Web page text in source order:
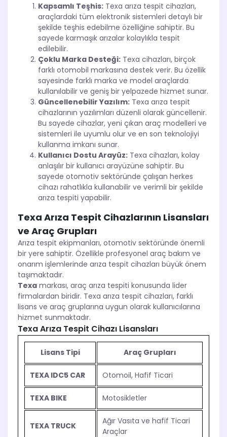
Kapsamlı Teşhis: Texa arıza tespit cihazları,
araçlardaki tüm elektronik sistemleri detaylı bir
şekilde teşhis edebilme özelliğine sahiptir. Bu
sayede karmaşık arızalar kolaylıkla tespit
edilebilir.
Çoklu Marka Desteği: Texa cihazları, birçok
farklı otomobil markasına destek verir. Bu özellik
sayesinde farklı marka ve model araçlarda
kullanılabilir ve geniş bir yelpazede hizmet sunar.
Güncellenebilir Yazılım: Texa arıza tespit
cihazlarının yazılımları düzenli olarak güncellenir.
Bu sayede cihazlar, yeni çıkan araç modelleri ve
sistemleri ile uyumlu olur ve en son teknolojiyi
kullanma imkanı sunar.
Kullanıcı Dostu Arayüz: Texa cihazları, kolay
anlaşılır bir kullanıcı arayüzüne sahiptir. Bu
sayede otomotiv sektöründe çalışan herkes
cihazı rahatlıkla kullanabilir ve verimli bir şekilde
arıza tespiti yapabilir.
Texa Arıza Tespit Cihazlarının Lisansları
ve Araç Grupları
Arıza tespit ekipmanları, otomotiv sektöründe önemli
bir yere sahiptir. Özellikle profesyonel araç bakım ve
onarım işlemlerinde arıza tespit cihazları büyük önem
taşımaktadır.
Texa markası, araç arıza tespiti konusunda lider
firmalardan biridir. Texa arıza tespit cihazları, farklı
lisans ve araç gruplarına uygun olarak kullanıcılarına
hizmet sunmaktadır.
Texa Arıza Tespit Cihazı Lisansları
Lisans Tipi Araç Grupları
TEXA IDC5 CAR Otomoil, Hafif Ticari
TEXA BIKE Motosikletler
TEXA TRUCK
Ağır Vasıta ve hafif Ticari
Araçlar